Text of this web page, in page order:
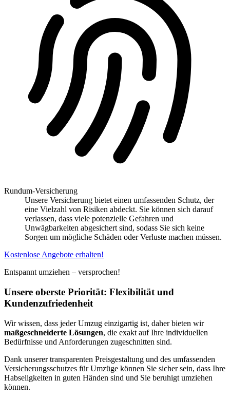
Rundum-Versicherung
Unsere Versicherung bietet einen umfassenden Schutz, der
eine Vielzahl von Risiken abdeckt. Sie können sich darauf
verlassen, dass viele potenzielle Gefahren und
Unwägbarkeiten abgesichert sind, sodass Sie sich keine
Sorgen um mögliche Schäden oder Verluste machen müssen.
Kostenlose Angebote erhalten!
Entspannt umziehen – versprochen!
Unsere oberste Priorität: Flexibilität und
Kundenzufriedenheit
Wir wissen, dass jeder Umzug einzigartig ist, daher bieten wir
maßgeschneiderte Lösungen, die exakt auf Ihre individuellen
Bedürfnisse und Anforderungen zugeschnitten sind.
Dank unserer transparenten Preisgestaltung und des umfassenden
Versicherungsschutzes für Umzüge können Sie sicher sein, dass Ihre
Habseligkeiten in guten Händen sind und Sie beruhigt umziehen
können.